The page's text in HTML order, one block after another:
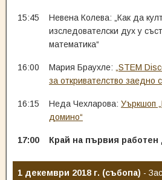
15:45
Невена Колева: „Как да
изследователски дух у
математика“
16:00 Мария Браухле:
„STEM
за откривателство заедно
16:15 Неда Чехларова: Уъркшоп
домино“
17:00 Край на първия работен
1 декември 2018 г. (събопа) -